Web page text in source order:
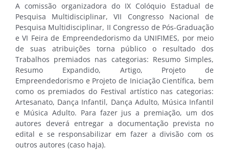
A comissão organizadora do IX Colóquio Estadual de
Pesquisa Multidisciplinar, VII Congresso Nacional de
Pesquisa Multidisciplinar, II Congresso de Pós-Graduação
e VI Feira de Empreendedorismo da UNIFIMES, por meio
de suas atribuições torna público o resultado dos
Trabalhos premiados nas categorias: Resumo Simples,
Resumo Expandido, Artigo, Projeto de
Empreendedorismo e Projeto de Iniciação Científica, bem
como os premiados do Festival artístico nas categorias:
Artesanato, Dança Infantil, Dança Adulto, Música Infantil
e Música Adulto. Para fazer jus a premiação, um dos
autores deverá entregar a documentação prevista no
edital e se responsabilizar em fazer a divisão com os
outros autores (caso haja).